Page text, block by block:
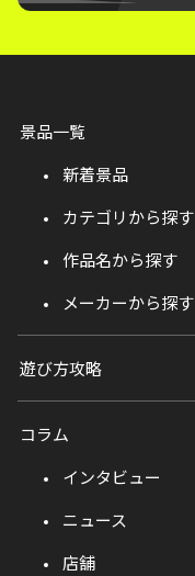
景品一覧
新着景品
カテゴリから探す
作品名から探す
メーカーから探す
遊び方攻略
コラム
インタビュー
ニュース
店舗